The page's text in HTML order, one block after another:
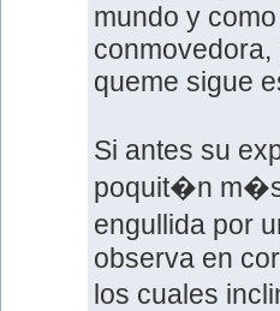
mundo y
queme sigue
Si antes su
poquit�n m�s
engullida por
observa en
los cuales